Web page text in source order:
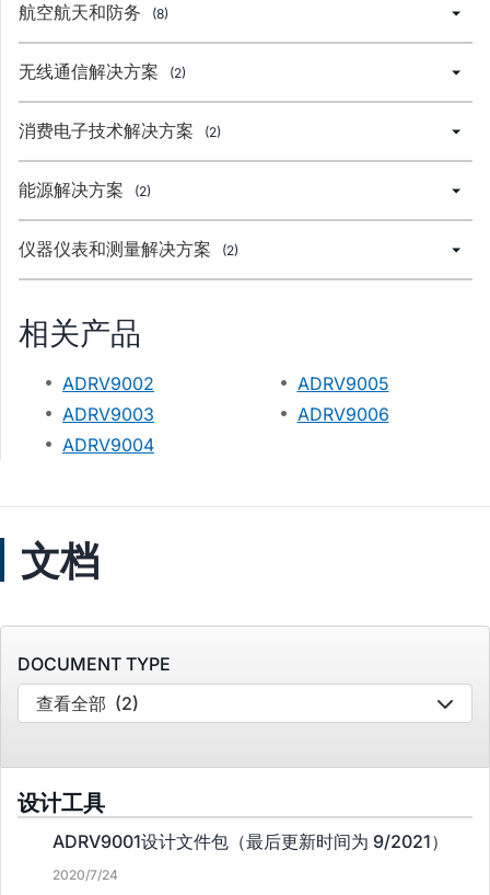
航空航天和防务 (8)
无线通信解决方案 (2)
消费电子技术解决方案 (2)
能源解决方案 (2)
仪器仪表和测量解决方案 (2)
相关产品
ADRV9002
ADRV9003
ADRV9004
ADRV9005
ADRV9006
文档
DOCUMENT TYPE
查看全部 (2)
设计工具
ADRV9001设计文件包（最后更新时间为 9/2021）
2020/7/24